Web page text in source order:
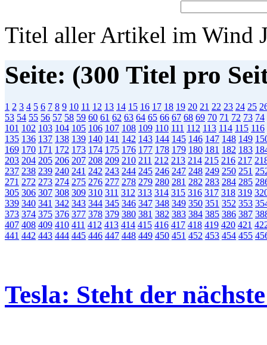
Titel aller Artikel im Wind
Seite: (300 Titel pro
1 2 3 4 5 6 7 8 9 10 11 12 13 14 15 16 17 18 19 20 21 22 23 24 25
53 54 55 56 57 58 59 60 61 62 63 64 65 66 67 68 69 70 71 72 73 74
101 102 103 104 105 106 107 108 109 110 111 112 113 114 115 116
135 136 137 138 139 140 141 142 143 144 145 146 147 148 149
169 170 171 172 173 174 175 176 177 178 179 180 181 182 183
203 204 205 206 207 208 209 210 211 212 213 214 215 216 217
237 238 239 240 241 242 243 244 245 246 247 248 249 250 251
271 272 273 274 275 276 277 278 279 280 281 282 283 284 285
305 306 307 308 309 310 311 312 313 314 315 316 317 318 319
339 340 341 342 343 344 345 346 347 348 349 350 351 352 353
373 374 375 376 377 378 379 380 381 382 383 384 385 386 387
407 408 409 410 411 412 413 414 415 416 417 418 419 420 421
441 442 443 444 445 446 447 448 449 450 451 452 453 454 455
Tesla: Steht der